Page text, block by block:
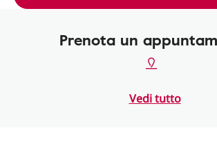
Prenota un
Vedi tutto